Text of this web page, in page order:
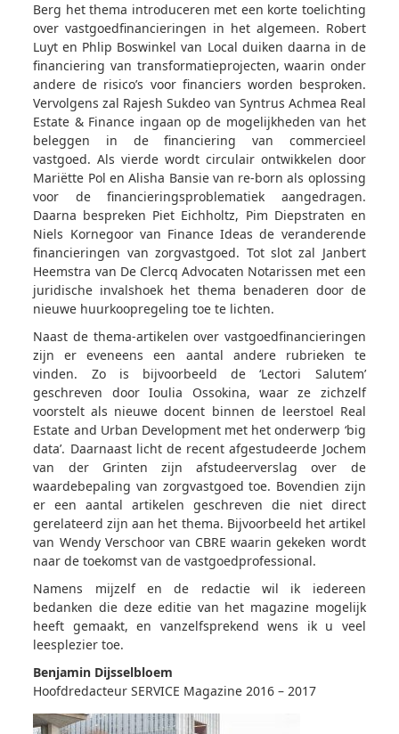
Berg het thema introduceren met een korte toelichting
over vastgoedfinancieringen in het algemeen. Robert
Luyt en Phlip Boswinkel van Local duiken daarna in de
financiering van transformatieprojecten, waarin onder
andere de risico’s voor financiers worden besproken.
Vervolgens zal Rajesh Sukdeo van Syntrus Achmea Real
Estate & Finance ingaan op de mogelijkheden van het
beleggen in de financiering van commercieel
vastgoed. Als vierde wordt circulair ontwikkelen door
Mariëtte Pol en Alisha Bansie van re-born als oplossing
voor de financieringsproblematiek aangedragen.
Daarna bespreken Piet Eichholtz, Pim Diepstraten en
Niels Kornegoor van Finance Ideas de veranderende
financieringen van zorgvastgoed. Tot slot zal Janbert
Heemstra van De Clercq Advocaten Notarissen met een
juridische invalshoek het thema benaderen door de
nieuwe huurkoopregeling toe te lichten.
Naast de thema-artikelen over vastgoedfinancieringen
zijn er eveneens een aantal andere rubrieken te
vinden. Zo is bijvoorbeeld de ‘Lectori Salutem’
geschreven door Ioulia Ossokina, waar ze zichzelf
voorstelt als nieuwe docent binnen de leerstoel Real
Estate and Urban Development met het onderwerp ‘big
data’. Daarnaast licht de recent afgestudeerde Jochem
van der Grinten zijn afstudeerverslag over de
waardebepaling van zorgvastgoed toe. Bovendien zijn
er een aantal artikelen geschreven die niet direct
gerelateerd zijn aan het thema. Bijvoorbeeld het artikel
van Wendy Verschoor van CBRE waarin gekeken wordt
naar de toekomst van de vastgoedprofessional.
Namens mijzelf en de redactie wil ik iedereen
bedanken die deze editie van het magazine mogelijk
heeft gemaakt, en vanzelfsprekend wens ik u veel
leesplezier toe.
Benjamin Dijsselbloem
Hoofdredacteur SERVICE Magazine 2016 – 2017